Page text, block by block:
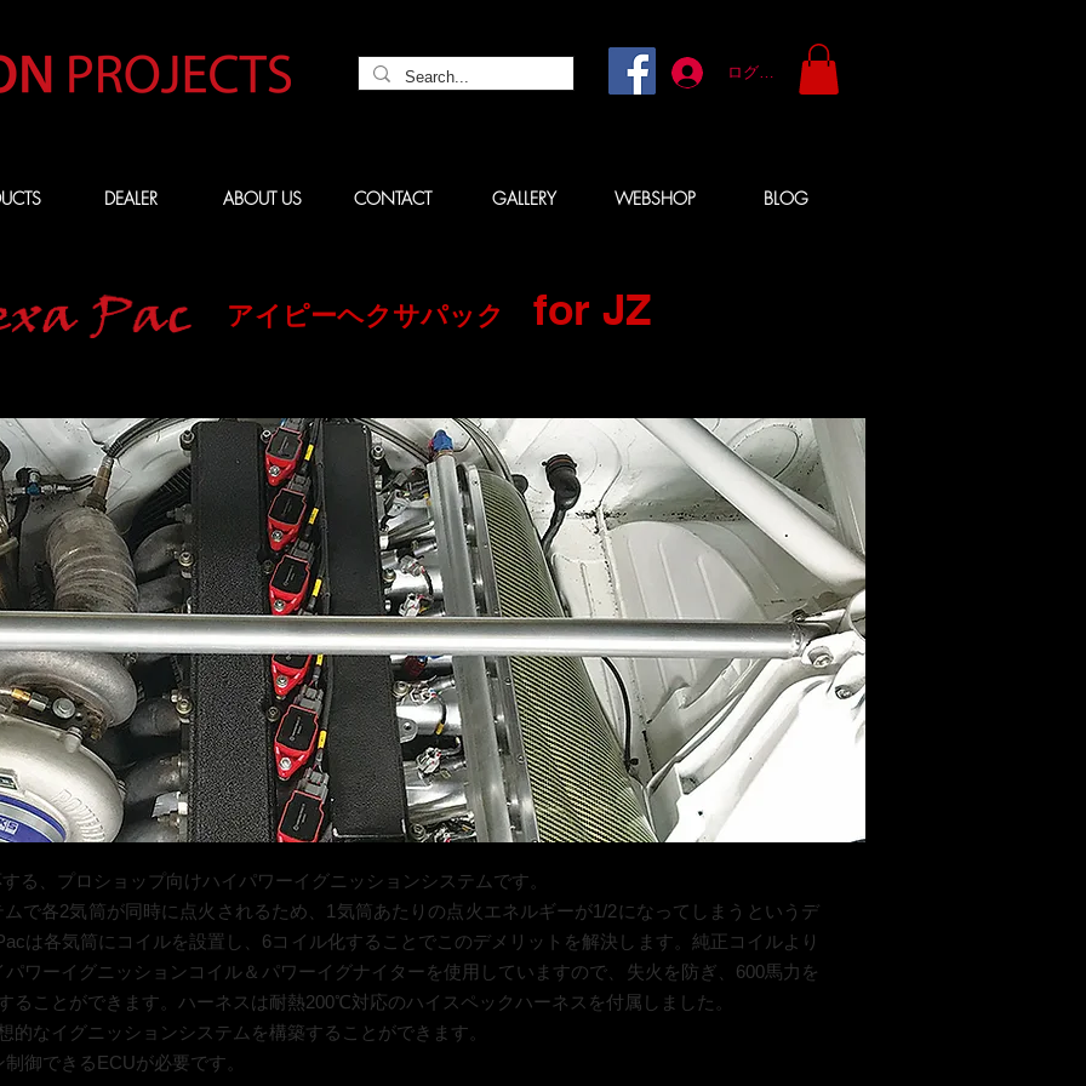
ログイン
DEALER ABOUT US CONTACT GALLERY WEBSHOP BLOG
​アイピーヘクサパック for JZ
る、プロショップ向けハイパワーイグニッションシステムです。
で各2気筒が同時に点火されるため、1気筒あたりの点火エネルギーが1/2になってしまうというデ
は各気筒にコイルを設置し、6コイル化することでこのデメリットを解決します。純正コイルより
ワーイグニッションコイル＆パワーイグナイターを使用していますので、失火を防ぎ、600馬力を
ることができます。ハーネスは耐熱200℃対応のハイスペックハーネスを付属しました。
的なイグニッションシステムを構築することができます。
御できるECUが必要です。